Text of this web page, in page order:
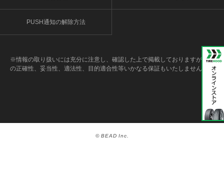
PUSH通知の解除方法
※情報の取り扱いには充分に注意し、確認した上で掲載しておりますが、そ
の正確性、妥当性、適法性、目的適合性等いかなる保証もいたしません。
© BEAD Inc.